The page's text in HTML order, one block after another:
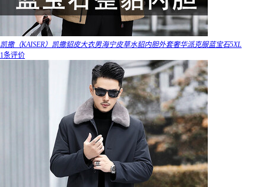
凯撒（KAISER）凯撒貂皮大衣男海宁皮草水貂内胆外套奢华派克服蓝宝石5XL
1条评价